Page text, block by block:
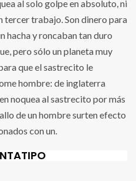
al solo golpe en absoluto, ni
tercer trabajo. Son dinero para
hacha y roncaban tan duro
pero sólo un planeta muy
que el sastrecito le
hombre: de inglaterra
noquea al sastrecito por más
de un hombre surten efecto
con un.